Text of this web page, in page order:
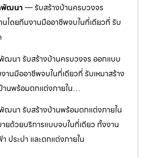
พัฒนา — รับสร้างบ้านครบวงจร
โดยทีมงานมืออาชีพจบในที่เดียวที่ รับ
ฒนา รับสร้างบ้านครบวงจร ออกแบบ
านมืออาชีพจบในที่เดียวที่ รับเหมาสร้าง
านพร้อมตกแต่งภายใน…
ฒนา รับสร้างบ้านพร้อมตกแต่งภายใน
ยด้วยบริการแบบจบในที่เดียว ทั้งงาน
ประปา และตกแต่งภายใน